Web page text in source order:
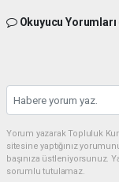
Okuyucu Yorumları
Yorum yazarak Topluluk
sitesine yaptığınız
başınıza üstleniyorsunuz.
sorumlu tutulamaz.